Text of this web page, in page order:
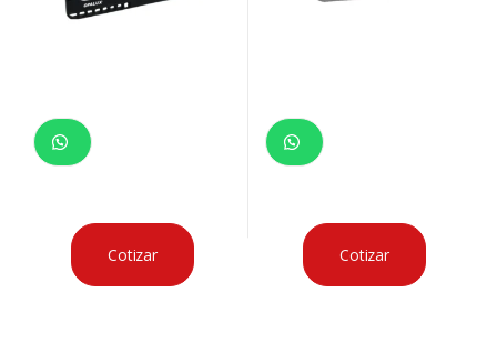
Cotizar Cotizar